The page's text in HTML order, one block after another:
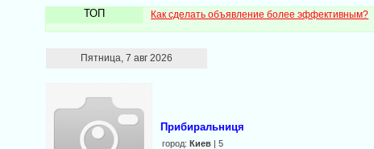
ТОП Как сделать объявление более эффективным?
Пятница, 7 авг 2026
Прибиральниця
город:Киев | 5